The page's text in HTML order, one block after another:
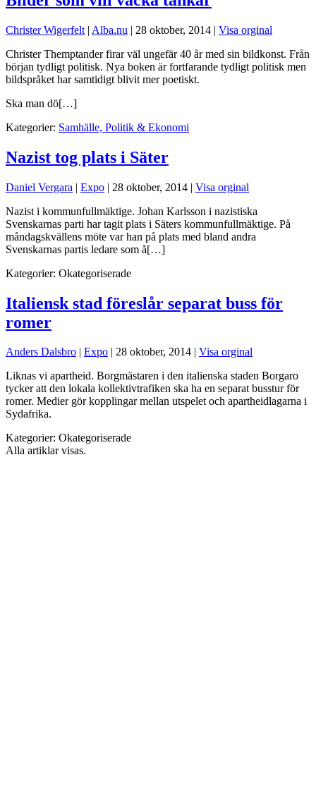
Christer Wigerfelt | Alba.nu | 28 oktober, 2014 | Visa orginal
Christer Themptander firar väl ungefär 40 år med sin bildkonst. Från
början tydligt politisk. Nya boken är fortfarande tydligt politisk men
bildspråket har samtidigt blivit mer poetiskt.
Ska man dö[…]
Kategorier: Samhälle, Politik & Ekonomi
Nazist tog plats i Säter
Daniel Vergara | Expo | 28 oktober, 2014 | Visa orginal
Nazist i kommunfullmäktige. Johan Karlsson i nazistiska
Svenskarnas parti har tagit plats i Säters kommunfullmäktige. På
måndagskvällens möte var han på plats med bland andra
Svenskarnas partis ledare som å[…]
Kategorier: Okategoriserade
Italiensk stad föreslår separat buss för
romer
Anders Dalsbro Expo 28 oktober, 2014
Visa orginal
Liknas vi apartheid. Borgmästaren i den italienska staden Borgaro
tycker att den lokala kollektivtrafiken ska ha en separat busstur för
romer. Medier gör kopplingar mellan utspelet och apartheidlagarna i
Sydafrika.
Kategorier: Okategoriserade